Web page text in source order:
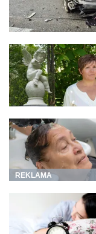
REKLAMA